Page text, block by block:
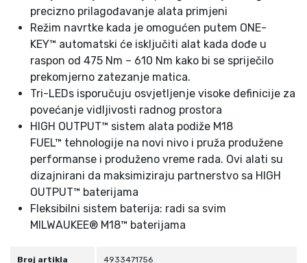
precizno prilagođavanje alata primjeni
Režim navrtke kada je omogućen putem ONE-
KEY™ automatski će isključiti alat kada dođe u
raspon od 475 Nm – 610 Nm kako bi se spriječilo
prekomjerno zatezanje matica.
Tri-LEDs isporučuju osvjetljenje visoke definicije za
povećanje vidljivosti radnog prostora
HIGH OUTPUT™ sistem alata podiže M18
FUEL™ tehnologije na novi nivo i pruža produžene
performanse i produženo vreme rada. Ovi alati su
dizajnirani da maksimiziraju partnerstvo sa HIGH
OUTPUT™ baterijama
Fleksibilni sistem baterija: radi sa svim
MILWAUKEE® M18™ baterijama
Broj artikla 4933471756